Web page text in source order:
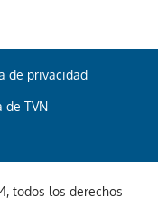
de privacidad
de TVN
todos los derechos